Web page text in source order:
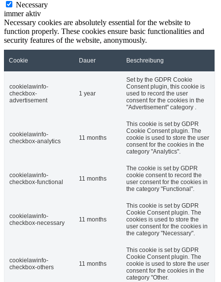
Necessary
immer aktiv
Necessary cookies are absolutely essential for the website to
function properly. These cookies ensure basic functionalities and
security features of the website, anonymously.
Cookie Dauer Beschreibung
cookielawinfo-
checkbox-
advertisement
1 year
Set by the GDPR Cookie
Consent plugin, this cookie is
used to record the user
consent for the cookies in the
"Advertisement" category .
cookielawinfo-
checkbox-analytics
11 months
This cookie is set by GDPR
Cookie Consent plugin. The
cookie is used to store the user
consent for the cookies in the
category "Analytics".
cookielawinfo-
checkbox-functional
11 months
The cookie is set by GDPR
cookie consent to record the
user consent for the cookies in
the category "Functional".
cookielawinfo-
checkbox-necessary
11 months
This cookie is set by GDPR
Cookie Consent plugin. The
cookies is used to store the
user consent for the cookies in
the category "Necessary".
cookielawinfo-
checkbox-others
11 months
This cookie is set by GDPR
Cookie Consent plugin. The
cookie is used to store the user
consent for the cookies in the
category "Other.